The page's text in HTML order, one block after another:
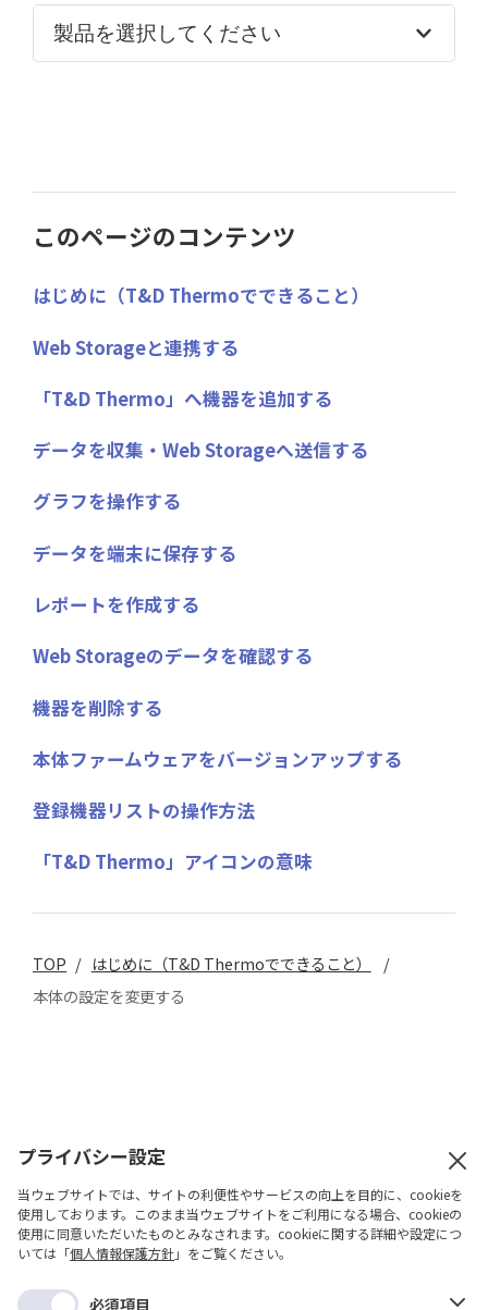
このページのコンテンツ
はじめに（T&D Thermoでできること）
Web Storageと連携する
「T&D Thermo」へ機器を追加する
データを収集・Web Storageへ送信する
グラフを操作する
データを端末に保存する
レポートを作成する
Web Storageのデータを確認する
機器を削除する
本体ファームウェアをバージョンアップする
登録機器リストの操作方法
「T&D Thermo」アイコンの意味
TOP / はじめに（T&D Thermoでできること）
/
本体の設定を変更する
関連情報
製品マニュアルページ
プライバシー設定
当ウェブサイトでは、サイトの利便性やサービスの向上を目的に、cookieを
使用しております。このまま当ウェブサイトをご利用になる場合、cookieの
使用に同意いただいたものとみなされます。cookieに関する詳細や設定につ
いては「個人情報保護方針」をご覧ください。
必須項目